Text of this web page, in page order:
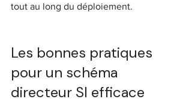
tout au long du déploiement.
Les bonnes pratiques
pour un schéma
directeur SI efficace